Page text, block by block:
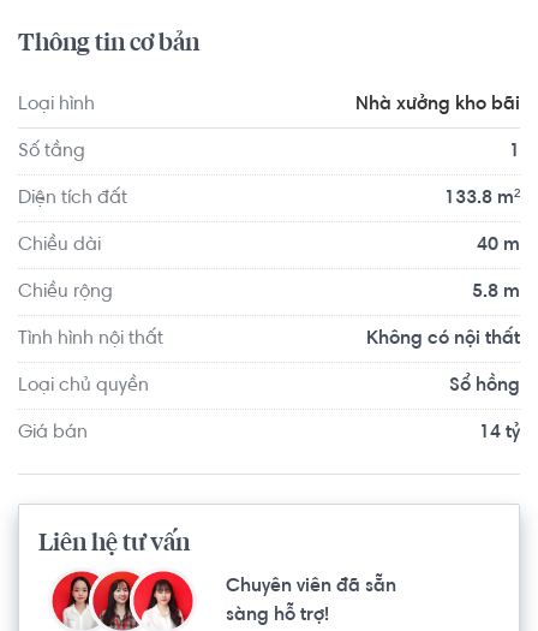
đủ tiện ích: Siêu thị, ngân hàng, Trường học, y tế trong bán
Nguyễn Hữu Cầu, Trưng Mỹ Tây.. Liền kề khu dân cư
Tanimex, cách ngã 3 bầu 500m, tiện ra QL22 vê Sân bay
Lộc...
Thông tin cơ bản
Loại hình Nhà xưởng kho bãi
Số tầng 1
Diện tích đất 133.8 m²
Chiều dài 40 m
Chiều rộng 5.8 m
Tình hình nội thất Không có nội thất
Loại chủ quyền Sổ hồng
Giá bán 14 tỷ
Liên hệ tư vấn
Chuyên viên đã sẵn
sàng hỗ trợ!